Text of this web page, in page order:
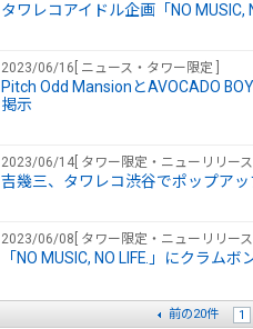
タワレコアイドル企画「NO MUSIC,
2023/06/16[ ニュース・タワー限定 ]
Pitch Odd MansionとAVOCADO
掲示
2023/06/14[ タワー限定・ニューリリース ]
吉幾三、タワレコ渋谷でポップア
2023/06/08[ タワー限定・ニューリリース ]
「NO MUSIC, NO LIFE.」にクラム
前の20件 1